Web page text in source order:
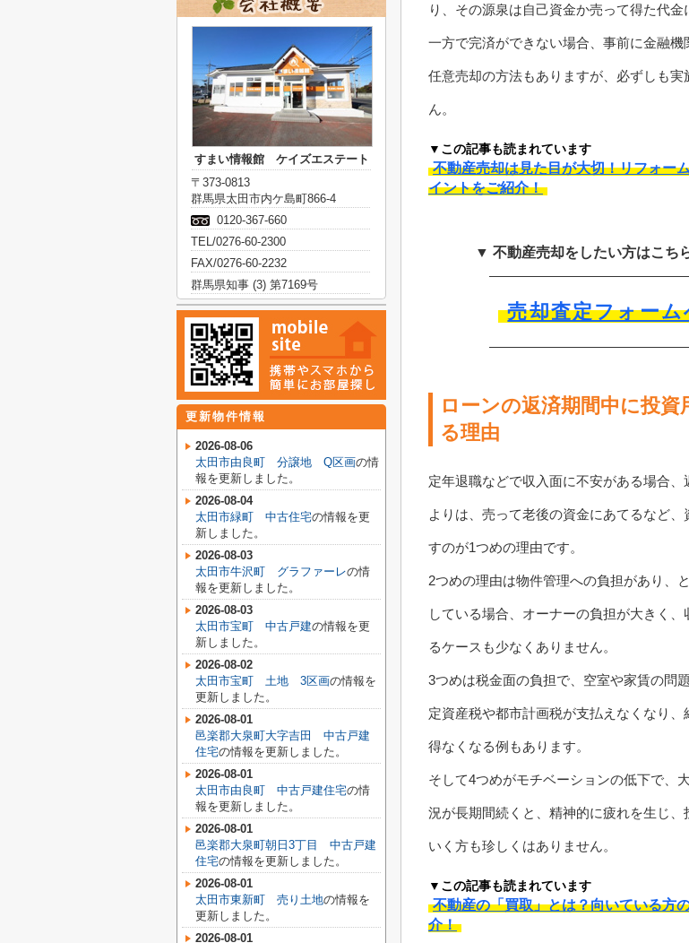
り、その源泉は自己資金か売って得た代金
一方で完済ができない場合、事前に金融機
任意売却の方法もありますが、必ずしも
ん。
▼この記事も読まれています
不動産売却は見た目が大切！リフォー
イントをご紹介！
▼ 不動産売却をしたい方はこち
売却査定フォー
ローンの返済期間中に投資
る理由
定年退職などで収入面に不安がある場合、
よりは、売って老後の資金にあてるなど
すのが1つめの理由です。
2つめの理由は物件管理への負担があり、
している場合、オーナーの負担が大きく
るケースも少なくありません。
3つめは税金面の負担で、空室や家賃の問
定資産税や都市計画税が支払えなくなり、
得なくなる例もあります。
そして4つめがモチベーションの低下で、
況が長期間続くと、精神的に疲れを生じ、
いく方も珍しくはありません。
▼この記事も読まれています
不動産の「買取」とは？向いている方
介！
すまい情報館 ケイズエステート
〒373-0813
群馬県太田市内ケ島町866-4
0120-367-660
TEL/0276-60-2300
FAX/0276-60-2232
群馬県知事 (3) 第7169号
更新物件情報
2026-08-06
太田市由良町 分譲地 Q区画の情
報を更新しました。
2026-08-04
太田市緑町 中古住宅の情報を更
新しました。
2026-08-03
太田市牛沢町 グラファーレの情
報を更新しました。
2026-08-03
太田市宝町 中古戸建の情報を更
新しました。
2026-08-02
太田市宝町 土地 3区画の情報を
更新しました。
2026-08-01
邑楽郡大泉町大字吉田 中古戸建
住宅の情報を更新しました。
2026-08-01
太田市由良町 中古戸建住宅の情
報を更新しました。
2026-08-01
邑楽郡大泉町朝日3丁目 中古戸建
住宅の情報を更新しました。
2026-08-01
太田市東新町 売り土地の情報を
更新しました。
2026-08-01